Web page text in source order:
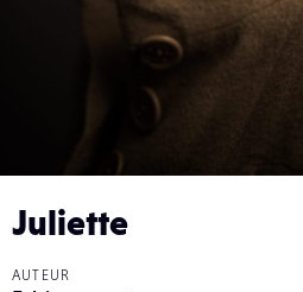
Juliette
AUTEUR